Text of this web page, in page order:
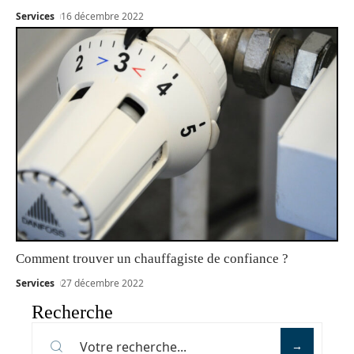
Services 16 décembre 2022
Comment trouver un chauffagiste de confiance ?
Services 27 décembre 2022
Recherche